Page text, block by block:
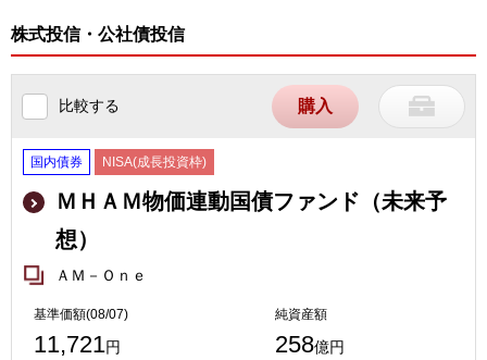
株式投信・公社債投信
比較する 購入
国内債券 NISA(成長投資枠)
ＭＨＡＭ物価連動国債ファンド（未来予
想）
ＡＭ－Ｏｎｅ
基準価額(08/07)
11,721円
純資産額
258億円